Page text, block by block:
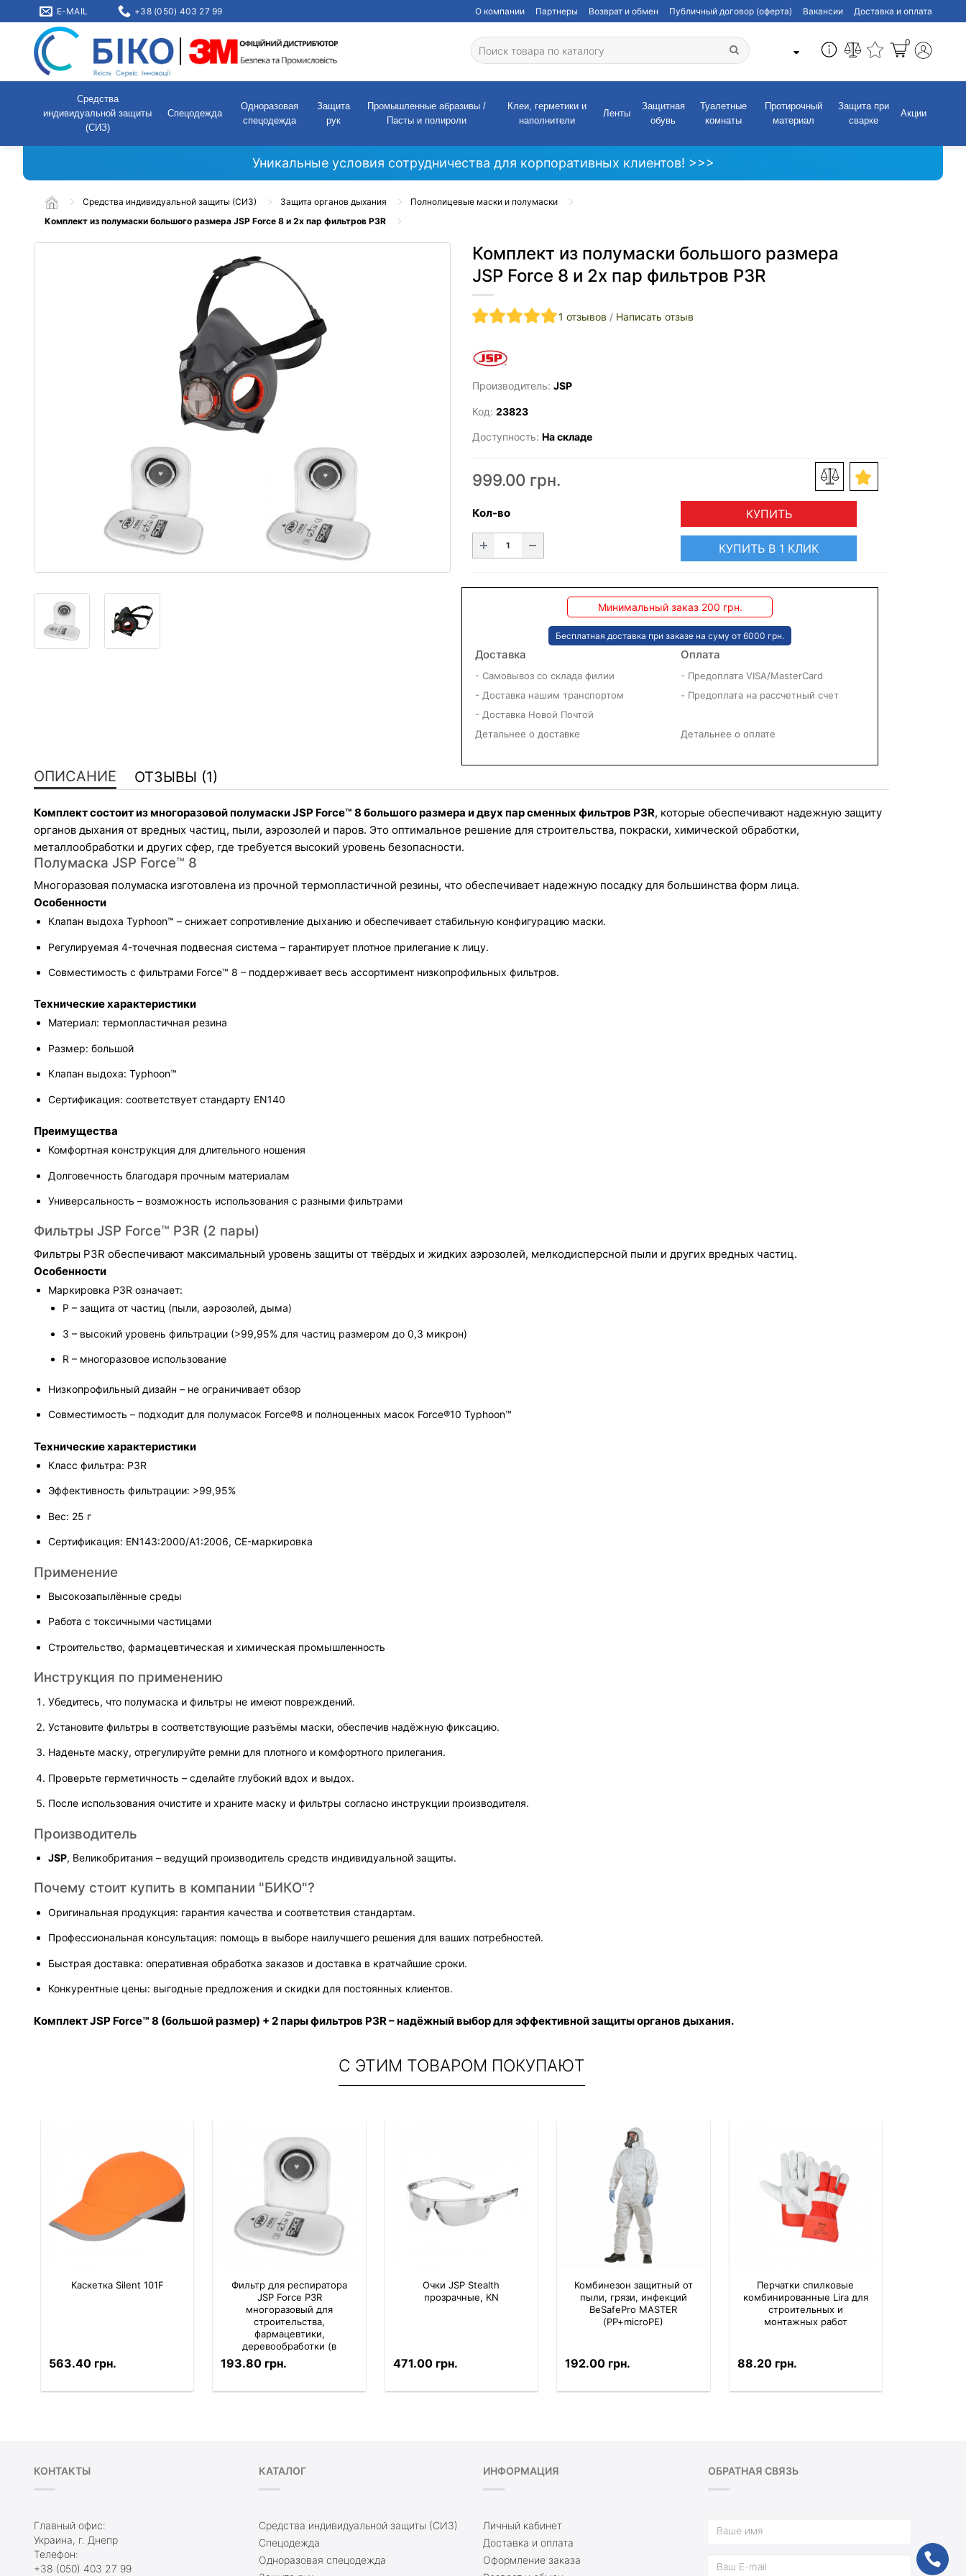
E-MAIL +38 (050) 403 27 99 О компании Партнеры Возврат и обмен Публичный договор (оферта) Вакансии Доставка и оплата
0
Средства
индивидуальной защиты
(СИЗ)
Спецодежда
Одноразовая
спецодежда
Защита
рук
Промышленные абразивы /
Пасты и полироли
Клеи, герметики и
наполнители
Ленты
Защитная
обувь
Туалетные
комнаты
Протирочный
материал
Защита при
сварке
Акции
Уникальные условия сотрудничества для корпоративных клиентов! >>>
Средства индивидуальной защиты (СИЗ) Защита органов дыхания
Полнолицевые маски и полумаски
Комплект из полумаски большого размера JSP Force 8 и 2х пар фильтров P3R
Комплект из полумаски большого размера
JSP Force 8 и 2х пар фильтров P3R
1 отзывов / Написать отзыв
Производитель: JSP
Код: 23823
Доступность: На складе
999.00 грн.
Кол-во КУПИТЬ
КУПИТЬ В 1 КЛИК
Минимальный заказ 200 грн.
Бесплатная доставка при заказе на суму от 6000 грн.
Доставка
- Самовывоз со склада филии
- Доставка нашим транспортом
- Доставка Новой Почтой
Детальнее о доставке
Оплата
- Предоплата VISA/MasterCard
- Предоплата на рассчетный счет
Детальнее о оплате
ОПИСАНИЕ ОТЗЫВЫ (1)
Комплект состоит из многоразовой полумаски JSP Force™ 8 большого размера и двух пар сменных фильтров P3R, которые обеспечивают надежную защиту
органов дыхания от вредных частиц, пыли, аэрозолей и паров. Это оптимальное решение для строительства, покраски, химической обработки,
металлообработки и других сфер, где требуется высокий уровень безопасности.
Полумаска JSP Force™ 8
Многоразовая полумаска изготовлена из прочной термопластичной резины, что обеспечивает надежную посадку для большинства форм лица.
Особенности
Клапан выдоха Typhoon™ – снижает сопротивление дыханию и обеспечивает стабильную конфигурацию маски.
Регулируемая 4-точечная подвесная система – гарантирует плотное прилегание к лицу.
Совместимость с фильтрами Force™ 8 – поддерживает весь ассортимент низкопрофильных фильтров.
Технические характеристики
Материал: термопластичная резина
Размер: большой
Клапан выдоха: Typhoon™
Сертификация: соответствует стандарту EN140
Преимущества
Комфортная конструкция для длительного ношения
Долговечность благодаря прочным материалам
Универсальность – возможность использования с разными фильтрами
Фильтры JSP Force™ P3R (2 пары)
Фильтры P3R обеспечивают максимальный уровень защиты от твёрдых и жидких аэрозолей, мелкодисперсной пыли и других вредных частиц.
Особенности
Маркировка P3R означает:
P – защита от частиц (пыли, аэрозолей, дыма)
3 – высокий уровень фильтрации (>99,95% для частиц размером до 0,3 микрон)
R – многоразовое использование
Низкопрофильный дизайн – не ограничивает обзор
Совместимость – подходит для полумасок Force®8 и полноценных масок Force®10 Typhoon™
Технические характеристики
Класс фильтра: P3R
Эффективность фильтрации: >99,95%
Вес: 25 г
Сертификация: EN143:2000/A1:2006, CE-маркировка
Применение
Высокозапылённые среды
Работа с токсичными частицами
Строительство, фармацевтическая и химическая промышленность
Инструкция по применению
Убедитесь, что полумаска и фильтры не имеют повреждений.
Установите фильтры в соответствующие разъёмы маски, обеспечив надёжную фиксацию.
Наденьте маску, отрегулируйте ремни для плотного и комфортного прилегания.
Проверьте герметичность – сделайте глубокий вдох и выдох.
После использования очистите и храните маску и фильтры согласно инструкции производителя.
Производитель
JSP, Великобритания – ведущий производитель средств индивидуальной защиты.
Почему стоит купить в компании "БИКО"?
Оригинальная продукция: гарантия качества и соответствия стандартам.
Профессиональная консультация: помощь в выборе наилучшего решения для ваших потребностей.
Быстрая доставка: оперативная обработка заказов и доставка в кратчайшие сроки.
Конкурентные цены: выгодные предложения и скидки для постоянных клиентов.
Комплект JSP Force™ 8 (большой размер) + 2 пары фильтров P3R – надёжный выбор для эффективной защиты органов дыхания.
С ЭТИМ ТОВАРОМ ПОКУПАЮТ
Каскетка Silent 101F
563.40 грн.
Фильтр для респиратора
JSP Force P3R
многоразовый для
строительства,
фармацевтики,
деревообработки (в
комплекте 2 шт.)
193.80 грн.
Очки JSP Stealth
прозрачные, KN
471.00 грн.
Комбинезон защитный от
пыли, грязи, инфекций
BeSafePro MASTER
(PP+microPE)
192.00 грн.
Перчатки спилковые
комбинированные Lira для
строительных и
монтажных работ
88.20 грн.
КОНТАКТЫ
Главный офис:
Украина, г. Днепр
Телефон:
+38 (050) 403 27 99
КАТАЛОГ
Средства индивидуальной защиты (СИЗ)
Спецодежда
Одноразовая спецодежда
ИНФОРМАЦИЯ
Личный кабинет
Доставка и оплата
Оформление заказа
ОБРАТНАЯ СВЯЗЬ
ph